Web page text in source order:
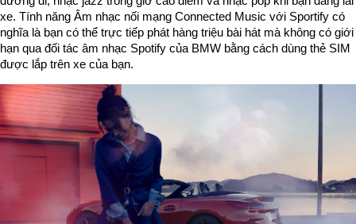
xe. Tính năng Âm nhạc nối mạng Connected Music với Sportify có
nghĩa là bạn có thể trực tiếp phát hàng triệu bài hát mà không có giới
hạn qua đối tác âm nhạc Spotify của BMW bằng cách dùng thẻ SIM
được lắp trên xe của bạn.